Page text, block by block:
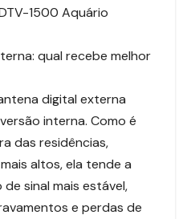
1500 Aquário
qual recebe melhor
digital externa
interna. Como é
das residências,
altos, ela tende a
sinal mais estável,
e perdas de